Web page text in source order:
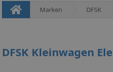
Marken DFSK
DFSK Kleinwagen